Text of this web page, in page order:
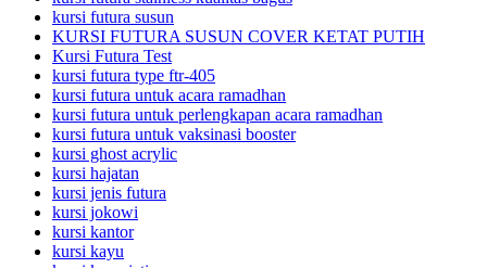
kursi futura susun
KURSI FUTURA SUSUN COVER KETAT PUTIH
Kursi Futura Test
kursi futura type ftr-405
kursi futura untuk acara ramadhan
kursi futura untuk perlengkapan acara ramadhan
kursi futura untuk vaksinasi booster
kursi ghost acrylic
kursi hajatan
kursi jenis futura
kursi jokowi
kursi kantor
kursi kayu